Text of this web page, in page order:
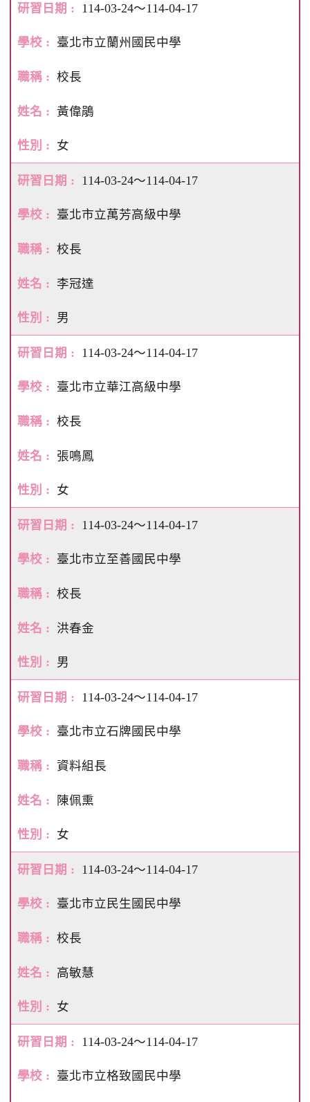
114-03-24～114-04-17
臺北市立蘭州國民中學
校長
黃偉鵑
女
114-03-24～114-04-17
臺北市立萬芳高級中學
校長
李冠達
男
114-03-24～114-04-17
臺北市立華江高級中學
校長
張鳴鳳
女
114-03-24～114-04-17
臺北市立至善國民中學
校長
洪春金
男
114-03-24～114-04-17
臺北市立石牌國民中學
資料組長
陳佩熏
女
114-03-24～114-04-17
臺北市立民生國民中學
校長
高敏慧
女
114-03-24～114-04-17
臺北市立格致國民中學